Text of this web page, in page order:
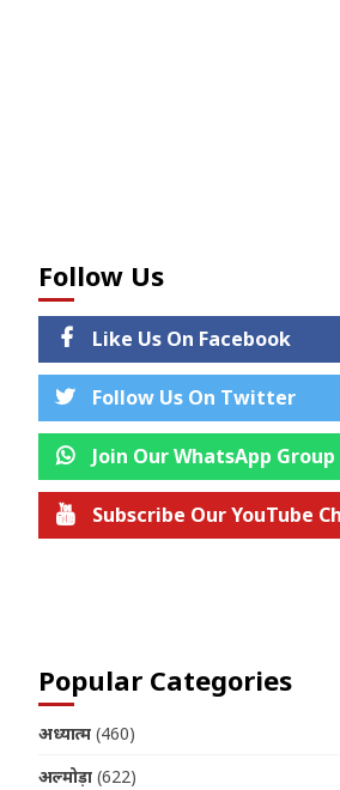
Follow Us
Like Us On Facebook
Follow Us On Twitter
Join Our WhatsApp Group
Subscribe Our YouTube
Popular Categories
अध्यात्म (460)
अल्मोड़ा (622)